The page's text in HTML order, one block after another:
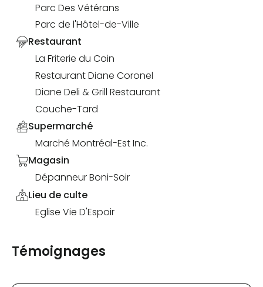
Parc Des Vétérans
Parc de l'Hôtel-de-Ville
Restaurant
La Friterie du Coin
Restaurant Diane Coronel
Diane Deli & Grill Restaurant
Couche-Tard
Supermarché
Marché Montréal-Est Inc.
Magasin
Dépanneur Boni-Soir
Lieu de culte
Eglise Vie D'Espoir
Témoignages